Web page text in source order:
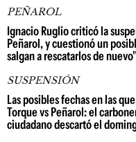
PEÑAROL
Ignacio Ruglio criticó la
Peñarol, y cuestionó un
salgan a rescatarlos de
SUSPENSIÓN
Las posibles fechas en las
Torque vs Peñarol: el
ciudadano descartó el